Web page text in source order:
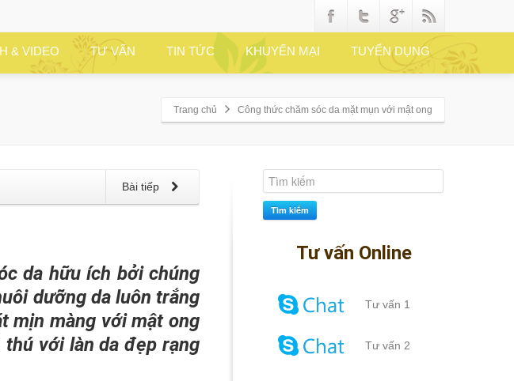
& VIDEO TƯ VẤN TIN TỨC KHUYẾN MẠI TUYỂN DỤNG
Trang chủ Công thức chăm sóc da mặt mụn với mật ong
Bài tiếp
da hữu ích bởi chúng
dưỡng da luôn trắng
mịn màng với mật ong
với làn da đẹp rạng
Tìm kiếm
Tư vấn Online
Tư vấn 1
Tư vấn 2